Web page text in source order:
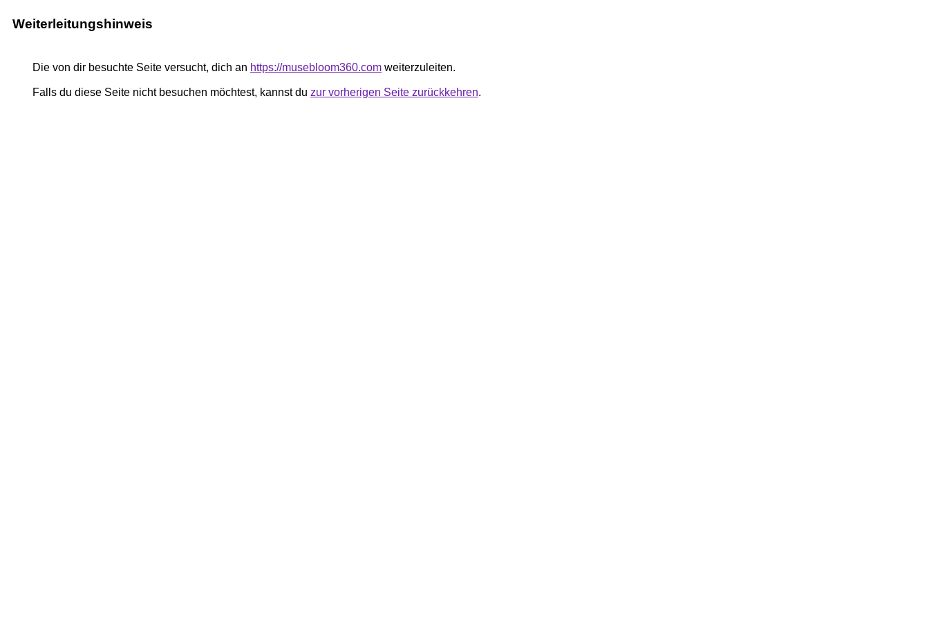
Weiterleitungshinweis
Die von dir besuchte Seite versucht, dich an https://musebloom360.com weiterzuleiten.
Falls du diese Seite nicht besuchen möchtest, kannst du zur vorherigen Seite zurückkehren.